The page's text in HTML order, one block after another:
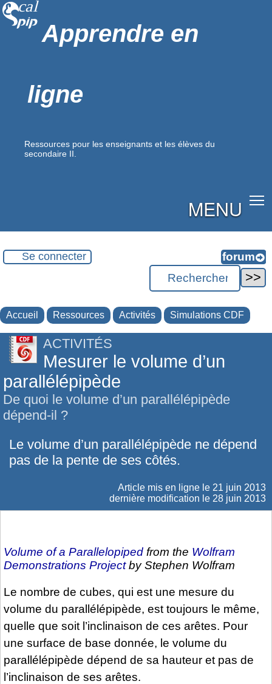
Apprendre en
ligne
Ressources pour les enseignants et les élèves du
secondaire II.
MENU
Se connecter
Accueil Ressources Activités Simulations CDF
ACTIVITÉS
Mesurer le volume d’un
parallélépipède
De quoi le volume d’un parallélépipède
dépend-il ?
Le volume d’un parallélépipède ne dépend
pas de la pente de ses côtés.
Article mis en ligne le 21 juin 2013
dernière modification le 28 juin 2013
Volume of a Parallelopiped from the Wolfram
Demonstrations Projectby Stephen Wolfram
Le nombre de cubes, qui est une mesure du
volume du parallélépipède, est toujours le même,
quelle que soit l’inclinaison de ces arêtes. Pour
une surface de base donnée, le volume du
parallélépipède dépend de sa hauteur et pas de
l’inclinaison de ses arêtes.